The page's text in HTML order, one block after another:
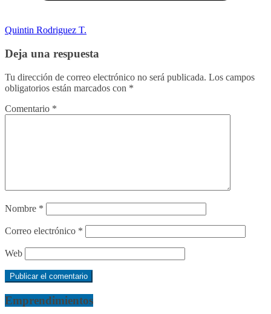
Quintin Rodriguez T.
Deja una respuesta
Tu dirección de correo electrónico no será publicada. Los campos
obligatorios están marcados con *
Comentario *
Nombre *
Correo electrónico *
Web
Emprendimientos